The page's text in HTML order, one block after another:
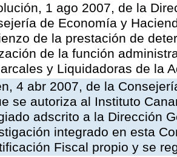
1 ago 2007, de la
de Economía y
de la prestación de
de la función
y Liquidadoras de la
4 abr 2007, de la
se autoriza al Instituto
adscrito a la Dirección
integrado en esta
Fiscal propio y se